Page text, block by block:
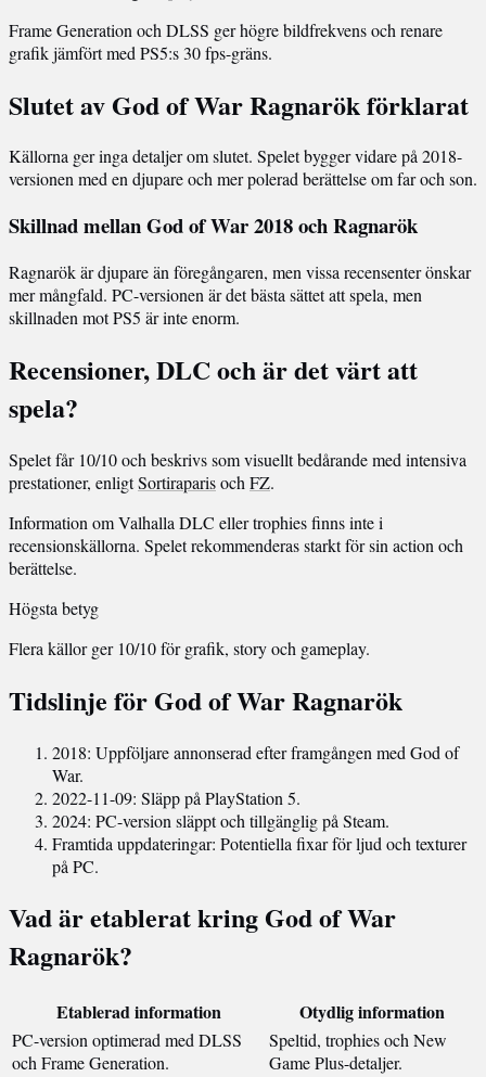
Frame Generation och DLSS ger högre bildfrekvens och renare
grafik jämfört med PS5:s 30 fps-gräns.
Slutet av God of War Ragnarök förklarat
Källorna ger inga detaljer om slutet. Spelet bygger vidare på 2018-
versionen med en djupare och mer polerad berättelse om far och son.
Skillnad mellan God of War 2018 och Ragnarök
Ragnarök är djupare än föregångaren, men vissa recensenter önskar
mer mångfald. PC-versionen är det bästa sättet att spela, men
skillnaden mot PS5 är inte enorm.
Recensioner, DLC och är det värt att
spela?
Spelet får 10/10 och beskrivs som visuellt bedårande med intensiva
prestationer, enligtSortiraparisoch FZ.
Information om Valhalla DLC eller trophies finns inte i
recensionskällorna. Spelet rekommenderas starkt för sin action och
berättelse.
Högsta betyg
Flera källor ger 10/10 för grafik, story och gameplay.
Tidslinje för God of War Ragnarök
2018: Uppföljare annonserad efter framgången med God of
War.
2022-11-09: Släpp på PlayStation 5.
2024: PC-version släppt och tillgänglig på Steam.
Framtida uppdateringar: Potentiella fixar för ljud och texturer
på PC.
Vad är etablerat kring God of War
Ragnarök?
Etablerad information Otydlig information
PC-version optimerad med DLSS
och Frame Generation.
Speltid, trophies och New
Game Plus-detaljer.